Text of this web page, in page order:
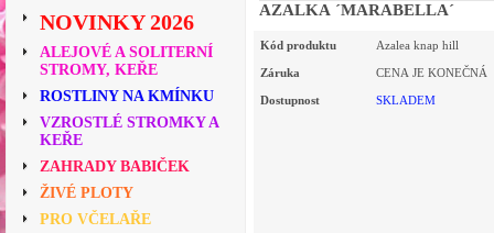
NOVINKY 2026
ALEJOVÉ A SOLITERNÍ
STROMY, KEŘE
ROSTLINY NA KMÍNKU
VZROSTLÉ STROMKY A
KEŘE
ZAHRADY BABIČEK
ŽIVÉ PLOTY
PRO VČELAŘE
AZALKA ´MARABELLA´
Kód produktu Azalea knap hill
Záruka CENA JE KONEČNÁ
Dostupnost SKLADEM